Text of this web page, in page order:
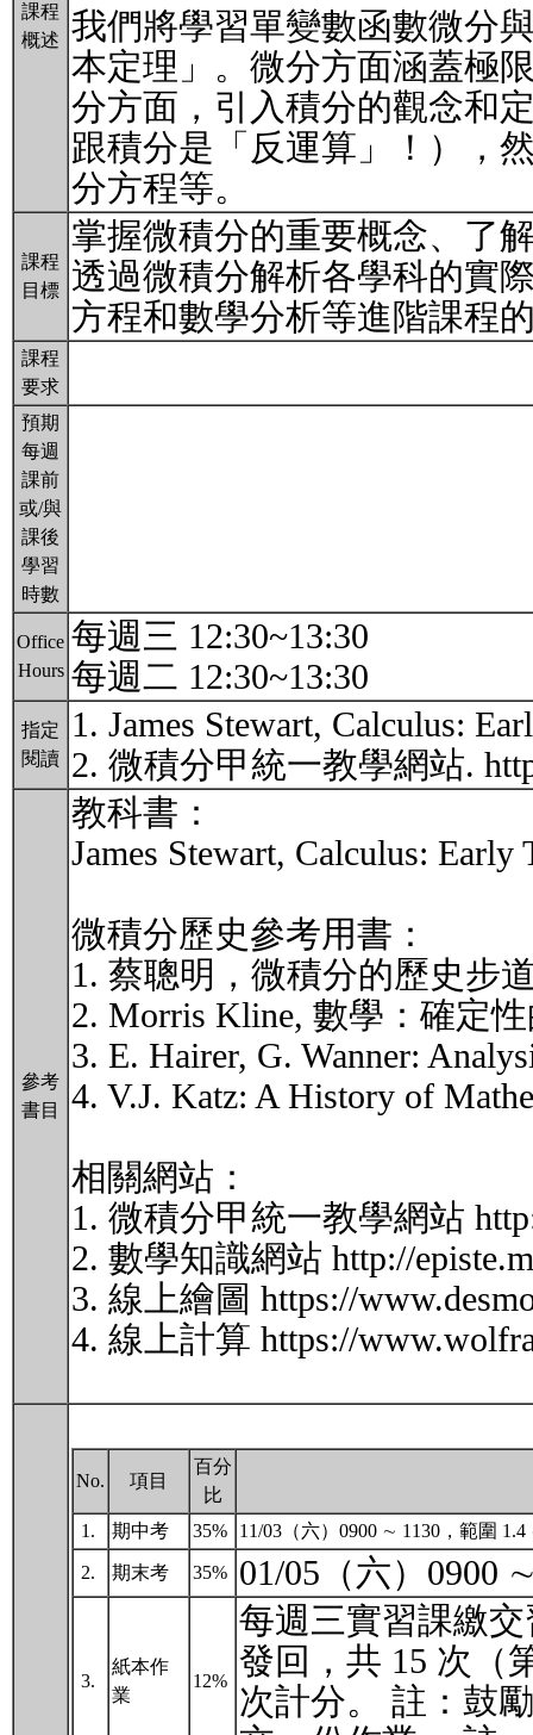
課程
概述
我們將學習單變數函數微分
本定理」。微分方面涵蓋極
分方面，引入積分的觀念和
跟積分是「反運算」！），
分方程等。
課程
目標
掌握微積分的重要概念、了
透過微積分解析各學科的實
方程和數學分析等進階課程
課程
要求
預期
每週
課前
或/與
課後
學習
時數
Office
Hours
每週三 12:30~13:30
每週二 12:30~13:30
指定
閱讀
1. James Stewart, Calculus:
2. 微積分甲統一教學網站.
參考
書目
教科書：
James Stewart, Calculus: Early
微積分歷史參考用書：
1. 蔡聰明，微積分的歷史步
2. Morris Kline, 數學：確定
3. E. Hairer, G. Wanner:
4. V.J. Katz: A History of
相關網站：
1. 微積分甲統一教學網站
2. 數學知識網站 http://
3. 線上繪圖 https://
4. 線上計算 https://
No. 項目
百分
比
1.
期中考 35% 11/03（六）0900 ∼ 1130，範圍
2. 期末考 35% 01/05（六）0900
3.
紙本作
業
12%
每週三實習課繳
發回，共 15 次（
次計分。 註：鼓